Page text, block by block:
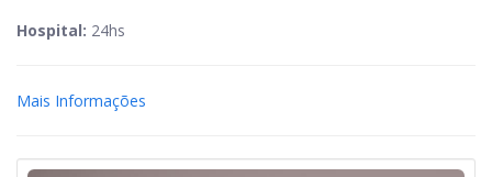
Hospital: 24hs
Mais Informações